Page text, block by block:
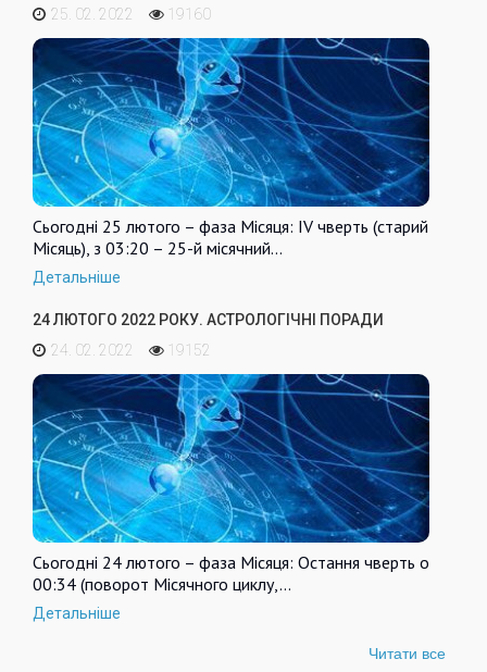
25. 02. 2022
19160
Сьогодні 25 лютого – фаза Місяця: IV чверть (старий
Місяць), з 03:20 – 25-й місячний…
Детальніше
24 ЛЮТОГО 2022 РОКУ. АСТРОЛОГІЧНІ ПОРАДИ
24. 02. 2022
19152
Сьогодні 24 лютого – фаза Місяця: Остання чверть о
00:34 (поворот Місячного циклу,…
Детальніше
Читати все